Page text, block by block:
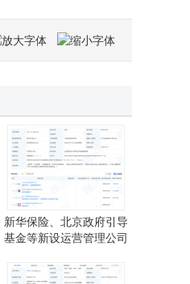
百度深夜“不熄灯”：“O计划”底层架构重组，AI化升级引领行业新跨越
侧睡福音来袭！wedoking三代降噪青春款睡眠耳机全方位实测
新华保险、北京政府引导
基金等新设运营管理公司